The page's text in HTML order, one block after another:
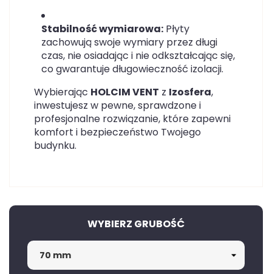
Stabilność wymiarowa: Płyty
zachowują swoje wymiary przez długi
czas, nie osiadając i nie odkształcając się,
co gwarantuje długowieczność izolacji.
Wybierając HOLCIM VENT z Izosfera,
inwestujesz w pewne, sprawdzone i
profesjonalne rozwiązanie, które zapewni
komfort i bezpieczeństwo Twojego
budynku.
WYBIERZ GRUBOŚĆ